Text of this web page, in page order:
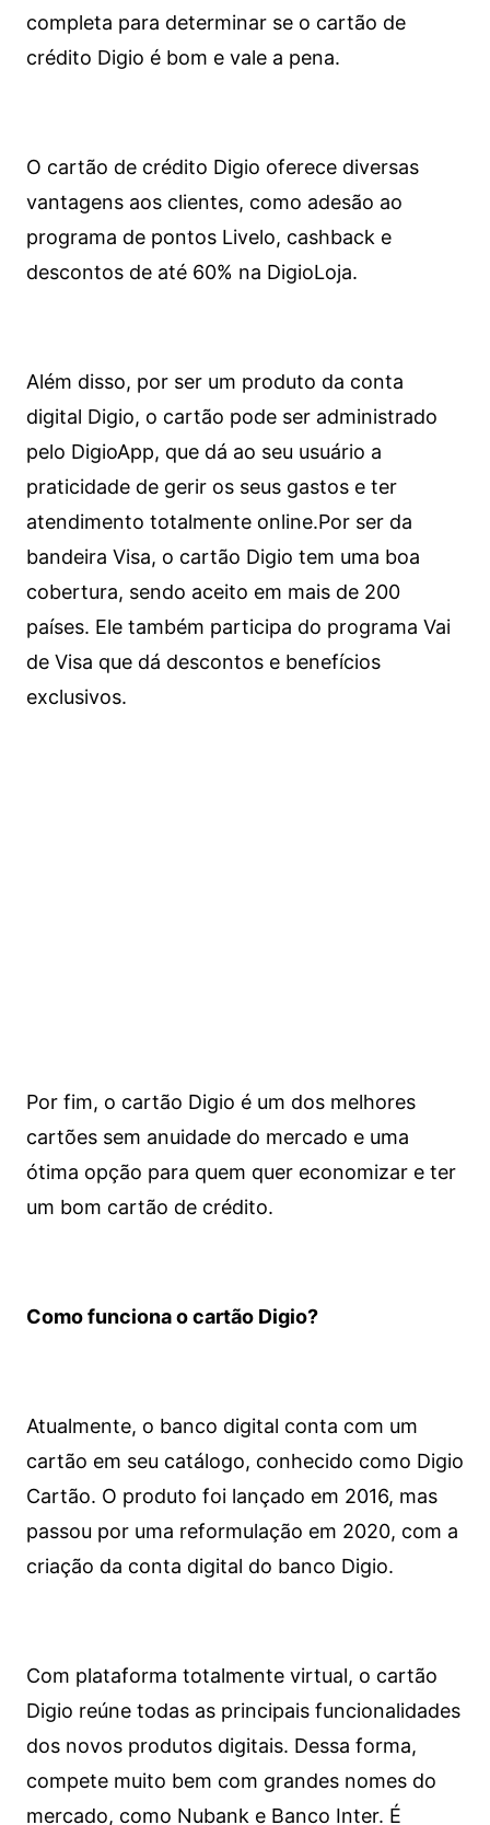
completa para determinar se o cartão de
crédito Digio é bom e vale a pena.
O cartão de crédito Digio oferece diversas
vantagens aos clientes, como adesão ao
programa de pontos Livelo, cashback e
descontos de até 60% na DigioLoja.
Além disso, por ser um produto da conta
digital Digio, o cartão pode ser administrado
pelo DigioApp, que dá ao seu usuário a
praticidade de gerir os seus gastos e ter
atendimento totalmente online.Por ser da
bandeira Visa, o cartão Digio tem uma boa
cobertura, sendo aceito em mais de 200
países. Ele também participa do programa Vai
de Visa que dá descontos e benefícios
exclusivos.
Por fim, o cartão Digio é um dos melhores
cartões sem anuidade do mercado e uma
ótima opção para quem quer economizar e ter
um bom cartão de crédito.
Como funciona o cartão Digio?
Atualmente, o banco digital conta com um
cartão em seu catálogo, conhecido como Digio
Cartão. O produto foi lançado em 2016, mas
passou por uma reformulação em 2020, com a
criação da conta digital do banco Digio.
Com plataforma totalmente virtual, o cartão
Digio reúne todas as principais funcionalidades
dos novos produtos digitais. Dessa forma,
compete muito bem com grandes nomes do
mercado, como Nubank e Banco Inter. É